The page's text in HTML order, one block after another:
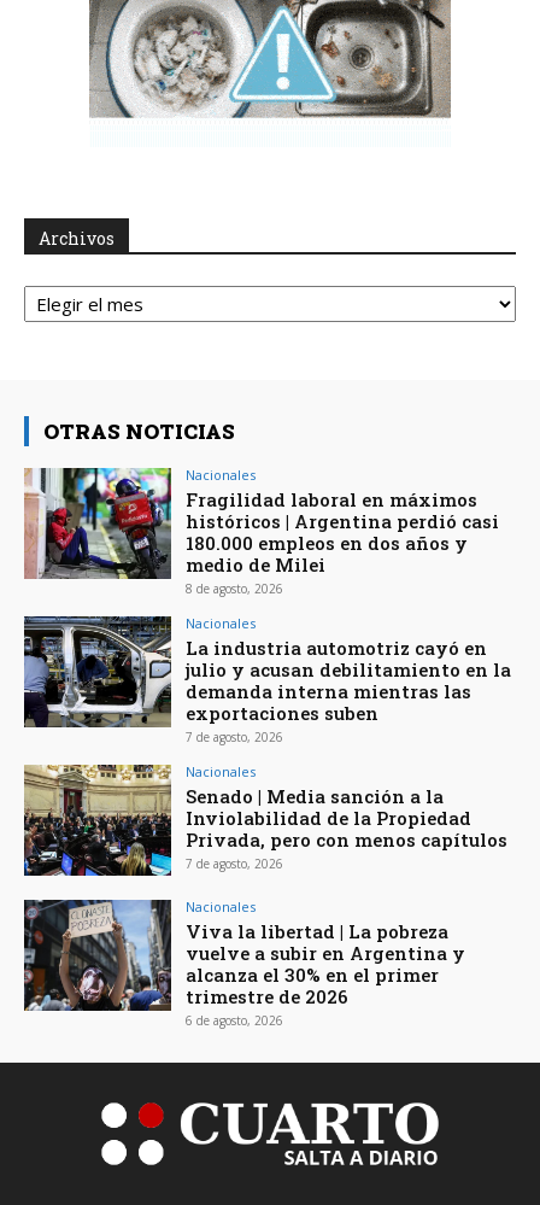
Archivos
Archivos
OTRAS NOTICIAS
Nacionales
Fragilidad laboral en máximos
históricos | Argentina perdió casi
180.000 empleos en dos años y
medio de Milei
8 de agosto, 2026
Nacionales
La industria automotriz cayó en
julio y acusan debilitamiento en la
demanda interna mientras las
exportaciones suben
7 de agosto, 2026
Nacionales
Senado | Media sanción a la
Inviolabilidad de la Propiedad
Privada, pero con menos capítulos
7 de agosto, 2026
Nacionales
Viva la libertad | La pobreza
vuelve a subir en Argentina y
alcanza el 30% en el primer
trimestre de 2026
6 de agosto, 2026